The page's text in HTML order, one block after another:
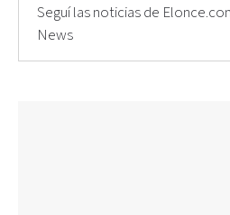
Seguí las noticias de
News